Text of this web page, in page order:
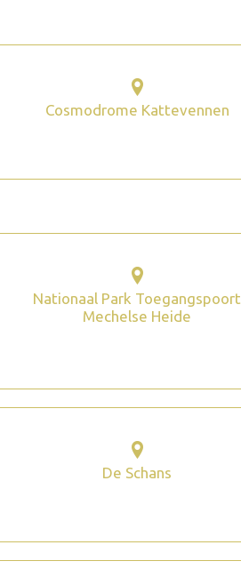
Cosmodrome Kattevennen
Nationaal Park Toegangspoort
Mechelse Heide
De Schans